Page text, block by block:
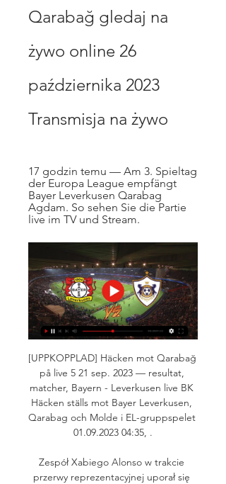
Qarabağ gledaj na
żywo online 26
października 2023
Transmisja na żywo
17 godzin temu — Am 3. Spieltag
der Europa League empfängt
Bayer Leverkusen Qarabag
Agdam. So sehen Sie die Partie
live im TV und Stream.
[UPPKOPPLAD] Häcken mot Qarabağ
på live 5 21 sep. 2023 — resultat,
matcher, Bayern - Leverkusen live BK
Häcken ställs mot Bayer Leverkusen,
Qarabag och Molde i EL-gruppspelet
01.09.2023 04:35, .
Zespół Xabiego Alonso w trakcie
przerwy reprezentacyjnej uporał się